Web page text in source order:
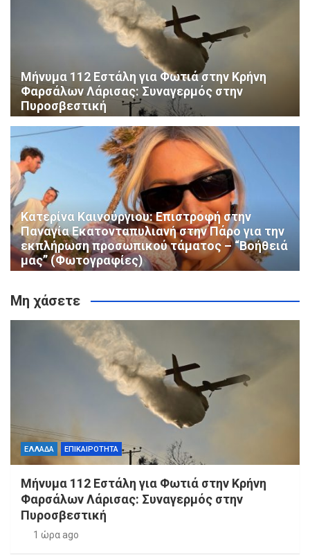
Μήνυμα 112 Εστάλη για Φωτιά στην Κρήνη
Φαρσάλων Λάρισας: Συναγερμός στην
Πυροσβεστική
Κατερίνα Καινούργιου: Επιστροφή στην
Παναγία Εκατονταπυλιανή στην Πάρο για την
εκπλήρωση προσωπικού τάματος – “Βοήθειά
μας” (Φωτογραφίες)
Μη χάσετε
ΕΛΛΑΔΑ ΕΠΙΚΑΙΡΟΤΗΤΑ
Μήνυμα 112 Εστάλη για Φωτιά στην Κρήνη
Φαρσάλων Λάρισας: Συναγερμός στην
Πυροσβεστική
1 ώρα ago